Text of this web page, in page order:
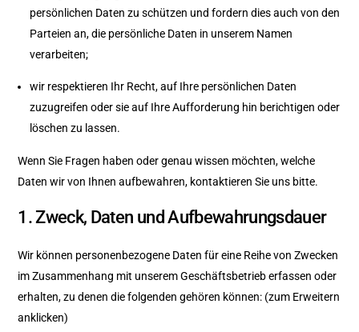
persönlichen Daten zu schützen und fordern dies auch von den
Parteien an, die persönliche Daten in unserem Namen
verarbeiten;
wir respektieren Ihr Recht, auf Ihre persönlichen Daten
zuzugreifen oder sie auf Ihre Aufforderung hin berichtigen oder
löschen zu lassen.
Wenn Sie Fragen haben oder genau wissen möchten, welche
Daten wir von Ihnen aufbewahren, kontaktieren Sie uns bitte.
1. Zweck, Daten und Aufbewahrungsdauer
Wir können personenbezogene Daten für eine Reihe von Zwecken
im Zusammenhang mit unserem Geschäftsbetrieb erfassen oder
erhalten, zu denen die folgenden gehören können: (zum Erweitern
anklicken)